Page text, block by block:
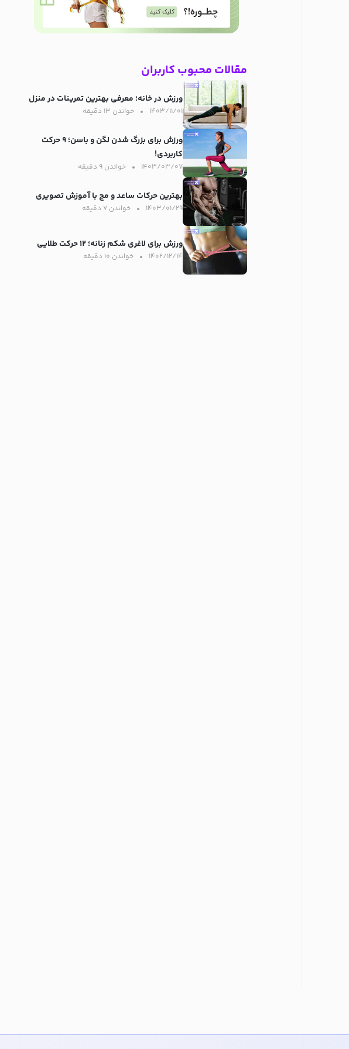
مقالات محبوب کاربران
ورزش در خانه؛ معرفی بهترین تمرینات در منزل
۱۴۰۳/۱۱/۰۱ خواندن ۱۳ دقیقه‌
ورزش برای بزرگ شدن لگن و باسن؛ ۹ حرکت
کاربردی!
۱۴۰۳/۰۳/۰۷ خواندن ۹ دقیقه‌
بهترین حرکات ساعد و مچ با آموزش تصویری
۱۴۰۳/۰۱/۲۹ خواندن ۷ دقیقه‌
ورزش برای لاغری شکم زنانه؛ ۱۲ حرکت طلایی
۱۴۰۲/۱۲/۱۴ خواندن ۱۰ دقیقه‌